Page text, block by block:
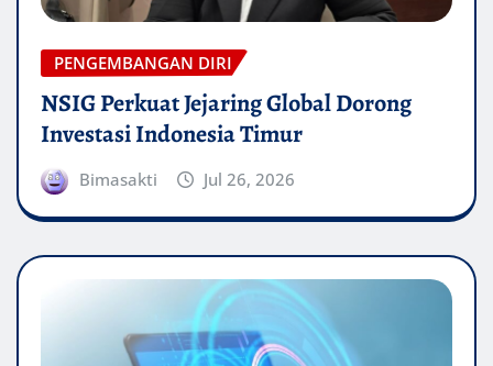
PENGEMBANGAN DIRI
NSIG Perkuat Jejaring Global Dorong
Investasi Indonesia Timur
Bimasakti Jul 26, 2026